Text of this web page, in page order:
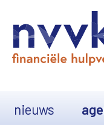
nieuws